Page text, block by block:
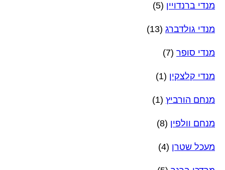
מנדי ברנדויין (5)
מנדי גולדברג (13)
מנדי סופר (7)
מנדי קלצקין (1)
מנחם הורביץ (1)
מנחם וולפין (8)
מעכל שטרן (4)